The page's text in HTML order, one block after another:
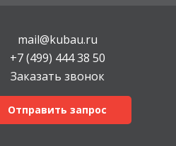
mail@kubau.ru
+7 (499) 444 38 50
Заказать звонок
Отправить запрос